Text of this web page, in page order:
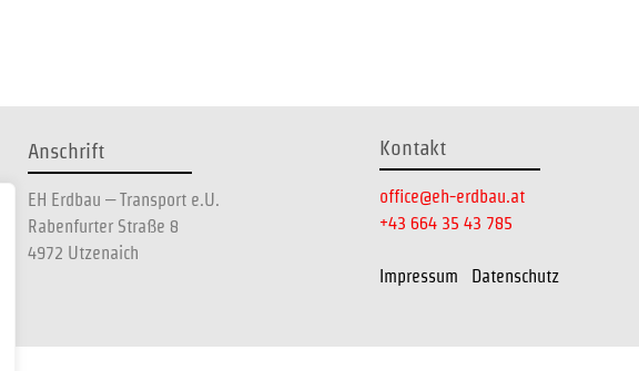
Anschrift
EH Erdbau – Transport e.U.
Rabenfurter Straße 8
4972 Utzenaich
Kontakt
office@eh-erdbau.at
+43 664 35 43 785
Impressum Datenschutz